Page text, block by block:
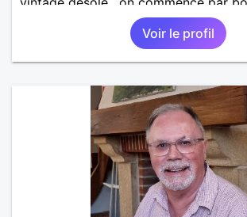
minimum ...... Je ne suis pas docteur ,
psycholoque , philantrope, mécène.
Voir le profil